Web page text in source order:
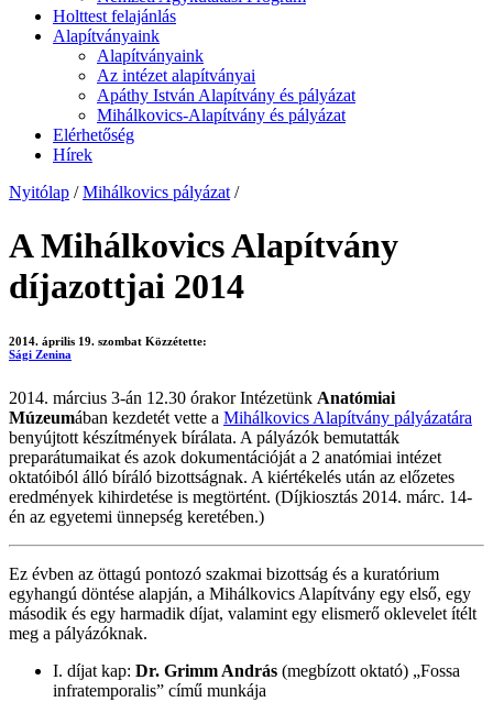
Holttest felajánlás
Alapítványaink
Alapítványaink
Az intézet alapítványai
Apáthy István Alapítvány és pályázat
Mihálkovics-Alapítvány és pályázat
Elérhetőség
Hírek
Nyitólap / Mihálkovics pályázat /
A Mihálkovics Alapítvány
díjazottjai 2014
2014. április 19. szombat Közzétette:
Sági Zenina
2014. március 3-án 12.30 órakor Intézetünk Anatómiai
Múzeumában kezdetét vette a Mihálkovics Alapítvány pályázatára
benyújtott készítmények bírálata. A pályázók bemutatták
preparátumaikat és azok dokumentációját a 2 anatómiai intézet
oktatóiból álló bíráló bizottságnak. A kiértékelés után az előzetes
eredmények kihirdetése is megtörtént. (Díjkiosztás 2014. márc. 14-
én az egyetemi ünnepség keretében.)
Ez évben az öttagú pontozó szakmai bizottság és a kuratórium
egyhangú döntése alapján, a Mihálkovics Alapítvány egy első, egy
második és egy harmadik díjat, valamint egy elismerő oklevelet ítélt
meg a pályázóknak.
I. díjat kap: Dr. Grimm András (megbízott oktató) „Fossa
infratemporalis” című munkája